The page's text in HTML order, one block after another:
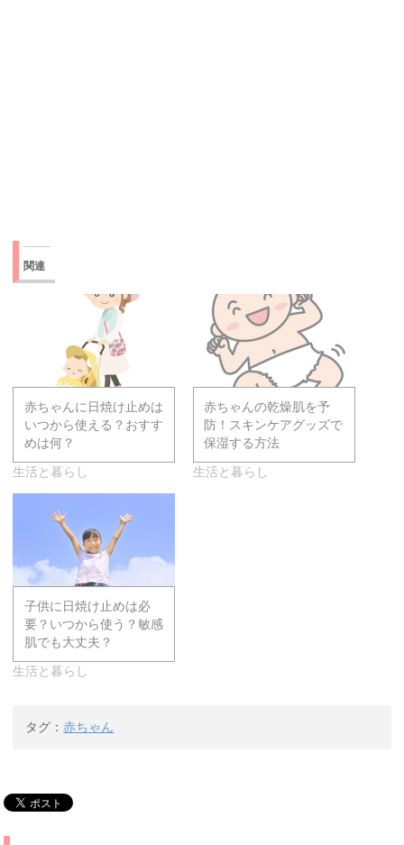
関連
赤ちゃんに日焼け止めは
いつから使える？おすす
めは何？
生活と暮らし
赤ちゃんの乾燥肌を予
防！スキンケアグッズで
保湿する方法
生活と暮らし
子供に日焼け止めは必
要？いつから使う？敏感
肌でも大丈夫？
生活と暮らし
タグ：赤ちゃん